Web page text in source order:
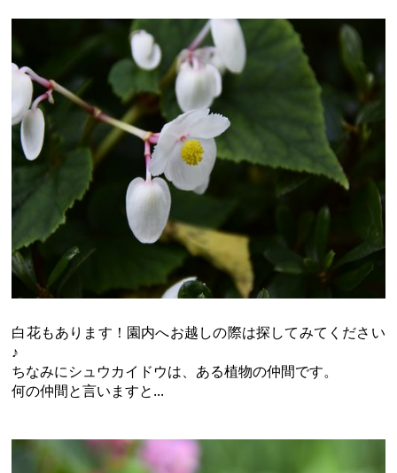
白花もあります！園内へお越しの際は探してみてください
♪
ちなみにシュウカイドウは、ある植物の仲間です。
何の仲間と言いますと...